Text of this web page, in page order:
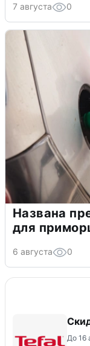
7 августа 0
Названа
для
6 августа 0
До 16